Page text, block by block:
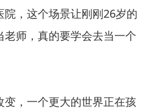
，这个场景让刚刚26岁的
师，真的要学会去当一个
，一个更大的世界正在孩